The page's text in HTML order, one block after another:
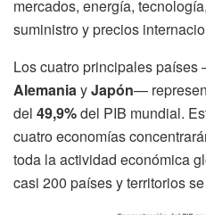
mercados, energía,
suministro y precios
Los cuatro principales
AlemaniayJapón—
del 49,9%del PIB mundial.
cuatro economías
toda la actividad económica
casi 200 países y territorios